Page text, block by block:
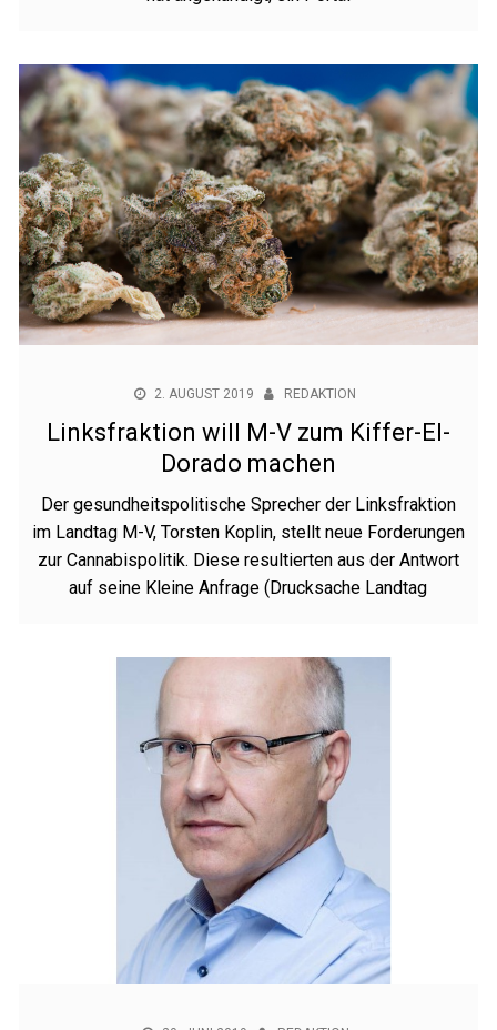
2. AUGUST 2019 REDAKTION
Linksfraktion will M-V zum Kiffer-El-
Dorado machen
Der gesundheitspolitische Sprecher der Linksfraktion
im Landtag M-V, Torsten Koplin, stellt neue Forderungen
zur Cannabispolitik. Diese resultierten aus der Antwort
auf seine Kleine Anfrage (Drucksache Landtag